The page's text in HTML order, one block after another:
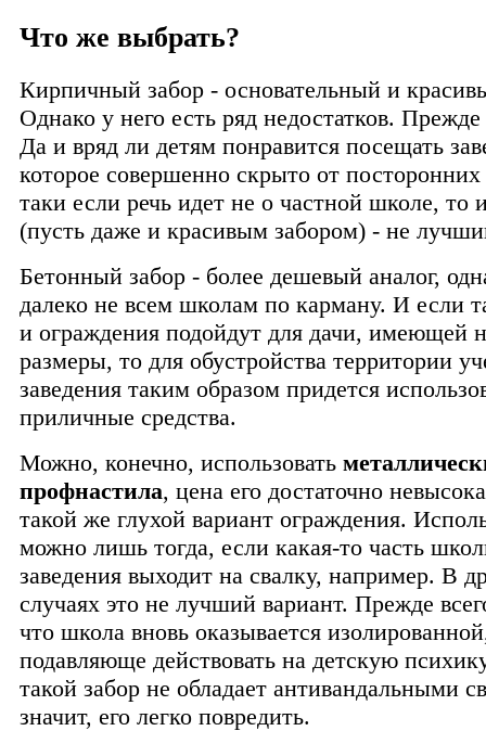
Что же выбрать?
Кирпичный забор - основательный и
Однако у него есть ряд недостатков. Прежде
Да и вряд ли детям понравится посещать
которое совершенно скрыто от посторонних
таки если речь идет не о частной школе, то
(пусть даже и красивым забором) - не
Бетонный забор - более дешевый аналог,
далеко не всем школам по карману. И если
и ограждения подойдут для дачи, имеющей
размеры, то для обустройства территории
заведения таким образом придется
приличные средства.
Можно, конечно, использовать
профнастила, цена его достаточно
такой же глухой вариант ограждения.
можно лишь тогда, если какая-то часть
заведения выходит на свалку, например. В
случаях это не лучший вариант. Прежде
что школа вновь оказывается
подавляюще действовать на детскую
такой забор не обладает антивандальными
значит, его легко повредить.